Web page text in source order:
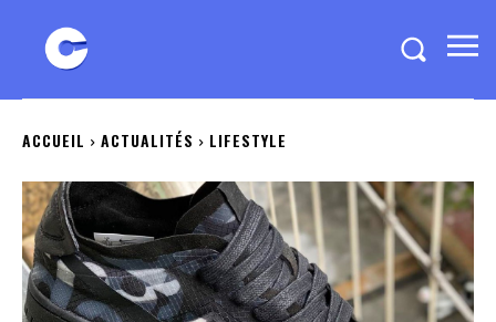
ACCUEIL ACTUALITÉS LIFESTYLE